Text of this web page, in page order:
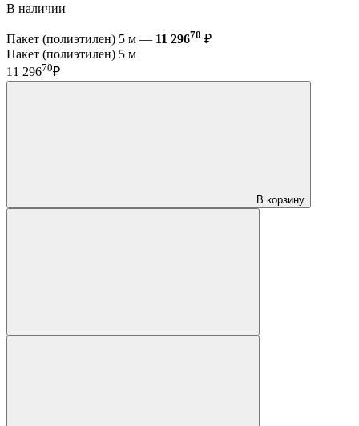
В наличии
Пакет (полиэтилен) 5 м — 11 29670 ₽
Пакет (полиэтилен) 5 м
11 29670₽
В корзину